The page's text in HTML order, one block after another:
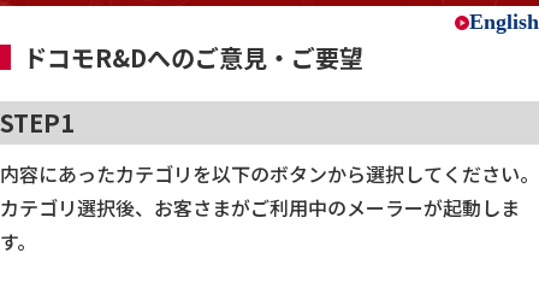
English
ドコモR&Dへのご意見・ご要望
STEP1
内容にあったカテゴリを以下のボタンから選択してください。
カテゴリ選択後、お客さまがご利用中のメーラーが起動しま
す。